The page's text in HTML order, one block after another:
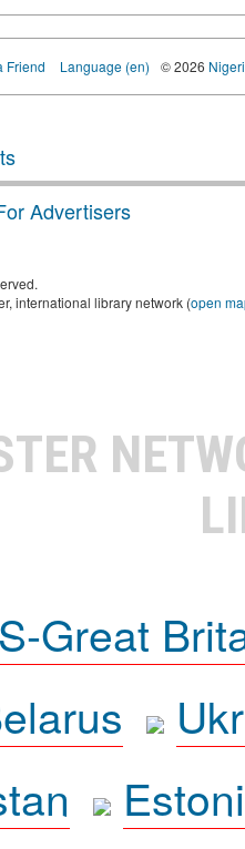
Friend Language (en) © 2026
Advertisers
international library network (open
Great